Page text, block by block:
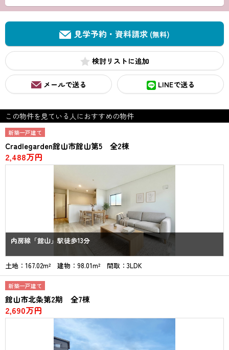
見学予約・資料請求 (無料)
検討リスト
メールで送る LINEで送る
この物件を見ている人におすすめの物件
新築一戸建て
Cradlegarden館山市館山第5 全2棟
2,488万円
内房線「館山」駅徒歩13分
土地：167.02m² 建物：98.01m² 間取：3LDK
新築一戸建て
館山市北条第2期 全7棟
2,690万円